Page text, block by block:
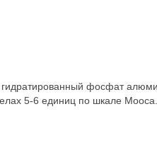
фосфат
5-6 единиц по шкале Мооса.